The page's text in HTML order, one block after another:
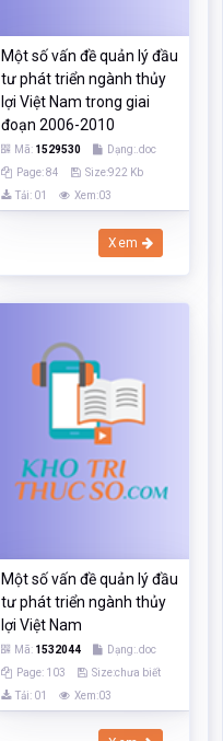
Một số vấn đề quản lý đầu
tư phát triển ngành thủy
lợi Việt Nam trong giai
đoạn 2006-2010
Mã: 1529530
Dạng:.doc
Page: 84
Size:922 Kb
Tải: 01
Xem:03
Xem
Một số vấn đề quản lý đầu
tư phát triển ngành thủy
lợi Việt Nam
Mã: 1532044
Dạng:.doc
Page: 103
Size:chưa biết
Tải: 01
Xem:03